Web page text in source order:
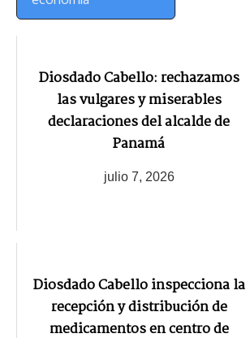
Diosdado Cabello: rechazamos
las vulgares y miserables
declaraciones del alcalde de
Panamá
julio 7, 2026
Diosdado Cabello inspecciona la
recepción y distribución de
medicamentos en centro de